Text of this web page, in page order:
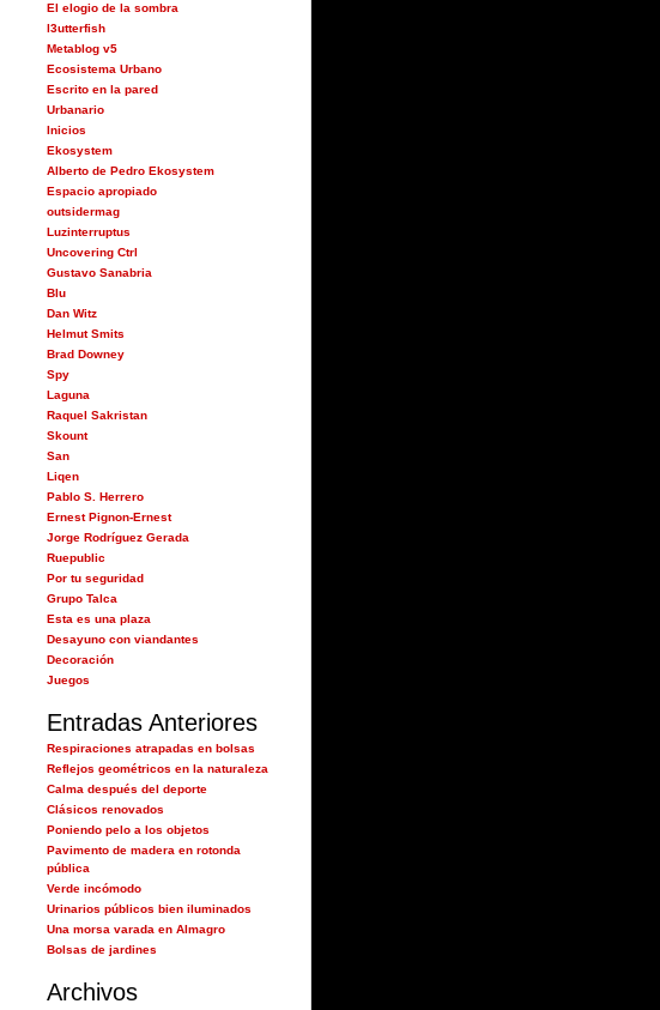
El elogio de la sombra
l3utterfish
Metablog v5
Ecosistema Urbano
Escrito en la pared
Urbanario
Inicios
Ekosystem
Alberto de Pedro Ekosystem
Espacio apropiado
outsidermag
Luzinterruptus
Uncovering Ctrl
Gustavo Sanabria
Blu
Dan Witz
Helmut Smits
Brad Downey
Spy
Laguna
Raquel Sakristan
Skount
San
Liqen
Pablo S. Herrero
Ernest Pignon-Ernest
Jorge Rodríguez Gerada
Ruepublic
Por tu seguridad
Grupo Talca
Esta es una plaza
Desayuno con viandantes
Decoración
Juegos
Entradas Anteriores
Respiraciones atrapadas en bolsas
Reflejos geométricos en la naturaleza
Calma después del deporte
Clásicos renovados
Poniendo pelo a los objetos
Pavimento de madera en rotonda
pública
Verde incómodo
Urinarios públicos bien iluminados
Una morsa varada en Almagro
Bolsas de jardines
Archivos